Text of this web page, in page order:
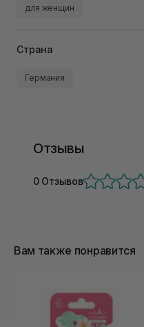
для женщин
Страна
Германия
Отзывы
0 Отзывов
Вам также понравится